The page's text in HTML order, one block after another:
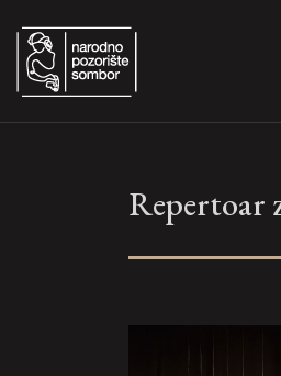
Repertoar